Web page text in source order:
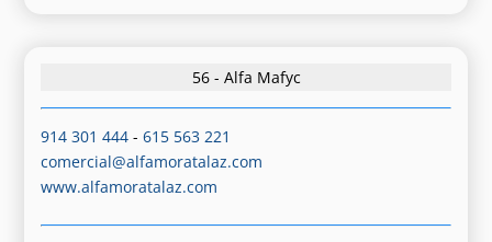
56 - Alfa Mafyc
914 301 444 -615 563 221
comercial@alfamoratalaz.com
www.alfamoratalaz.com